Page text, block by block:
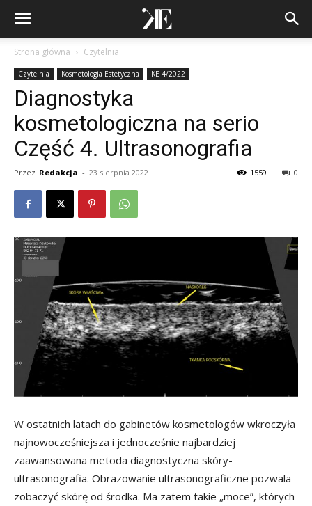
Strona główna Czytelnia
Czytelnia Kosmetologia Estetyczna KE 4/2022
Diagnostyka
kosmetologiczna na serio
Część 4. Ultrasonografia
Przez Redakcja - 23 sierpnia 2022 0
1559
W ostatnich latach do gabinetów kosmetologów wkroczyła
najnowocześniejsza i jednocześnie najbardziej
zaawansowana metoda diagnostyczna skóry-
ultrasonografia. Obrazowanie ultrasonograficzne pozwala
zobaczyć skórę od środka. Ma zatem takie „moce”, których